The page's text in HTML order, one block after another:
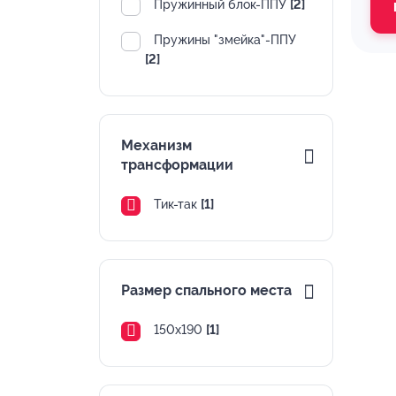
Пружинный блок-ППУ [2]
Пружины "змейка"-ППУ
[2]
Механизм
трансформации
Тик-так [1]
Размер спального места
150х190 [1]